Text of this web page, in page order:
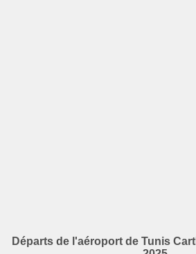
Départs de l'aéroport de Tunis